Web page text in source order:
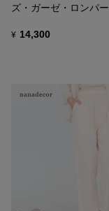
ズ・ガーゼ・ロンパー
¥ 14,300